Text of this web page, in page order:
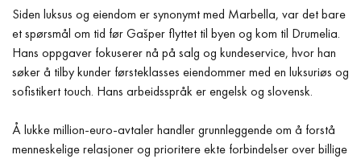
Siden luksus og eiendom er synonymt med Marbella, var det bare
et spørsmål om tid før Gašper flyttet til byen og kom til Drumelia.
Hans oppgaver fokuserer nå på salg og kundeservice, hvor han
søker å tilby kunder førsteklasses eiendommer med en luksuriøs og
sofistikert touch. Hans arbeidsspråk er engelsk og slovensk.
Å lukke million-euro-avtaler handler grunnleggende om å forstå
menneskelige relasjoner og prioritere ekte forbindelser over billige